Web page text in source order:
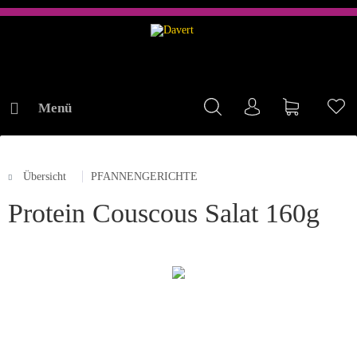
Menü Mein KontoWarenkorb
Übersicht PFANNENGERICHTE
ONLINE-SHOP
Protein Couscous Salat 160g